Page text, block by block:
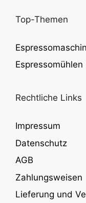
Top-Themen
Espressomühlen
Rechtliche Links
Impressum
Datenschutz
AGB
Zahlungsweisen
Lieferung und